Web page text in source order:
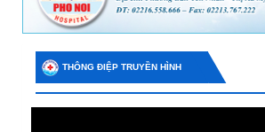
THÔNG ĐIỆP TRUYỀN HÌNH